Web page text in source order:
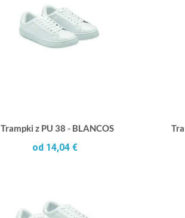
Trampki z PU 38 - BLANCOS
od 14,04 €